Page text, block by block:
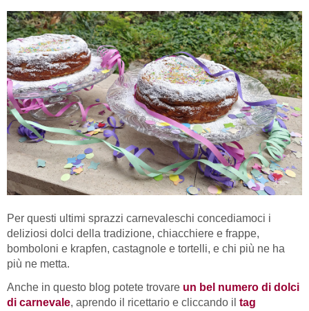
Per questi ultimi sprazzi carnevaleschi concediamoci i
deliziosi dolci della tradizione, chiacchiere e frappe,
bomboloni e krapfen, castagnole e tortelli, e chi più ne ha
più ne metta.
Anche in questo blog potete trovare un bel numero di dolci
di carnevale, aprendo il ricettario e cliccando il tag